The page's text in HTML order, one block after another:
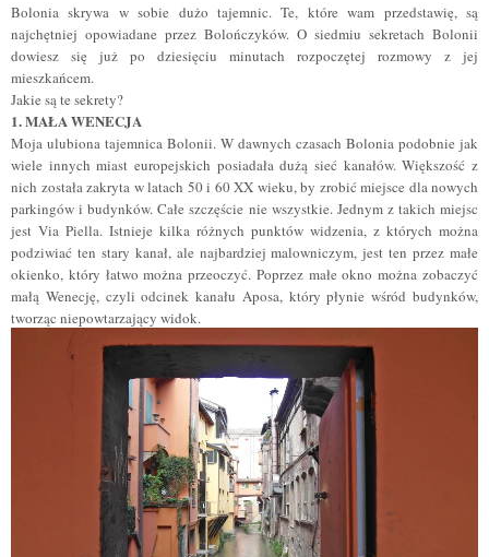
Bolonia skrywa w sobie dużo tajemnic. Te, które wam przedstawię, są
najchętniej opowiadane przez Bolończyków. O siedmiu sekretach Bolonii
dowiesz się już po dziesięciu minutach rozpoczętej rozmowy z jej
mieszkańcem.
Jakie są te sekrety?
1. MAŁA WENECJA
Moja ulubiona tajemnica Bolonii. W dawnych czasach Bolonia podobnie jak
wiele innych miast europejskich posiadała dużą sieć kanałów. Większość z
nich została zakryta w latach 50 i 60 XX wieku, by zrobić miejsce dla nowych
parkingów i budynków. Całe szczęście nie wszystkie. Jednym z takich miejsc
jest Via Piella. Istnieje kilka różnych punktów widzenia, z których można
podziwiać ten stary kanał, ale najbardziej malowniczym, jest ten przez małe
okienko, który łatwo można przeoczyć. Poprzez małe okno można zobaczyć
małą Wenecję, czyli odcinek kanału Aposa, który płynie wśród budynków,
tworząc niepowtarzający widok.